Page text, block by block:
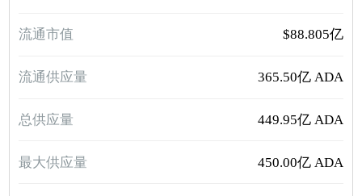
流通市值 $88.805亿
流通供应量 365.50亿 ADA
总供应量 449.95亿 ADA
最大供应量 450.00亿 ADA